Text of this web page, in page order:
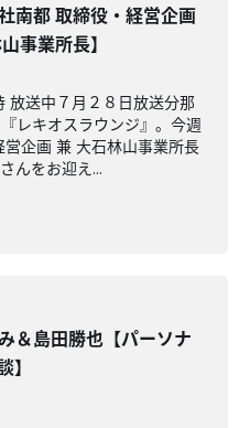
社南都 取締役・経営企画
事業所長】
放送中７月２８日放送分那
レキオスラウンジ』。今週
企画 兼 大石林山事業所長
んをお迎え...
＆島田勝也【パーソナ
】